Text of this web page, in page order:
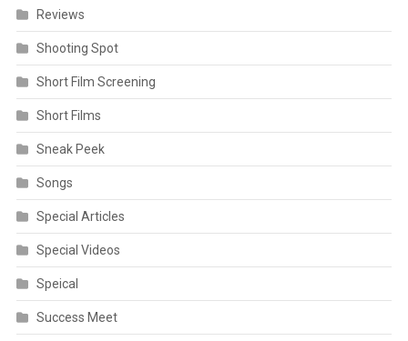
Reviews
Shooting Spot
Short Film Screening
Short Films
Sneak Peek
Songs
Special Articles
Special Videos
Speical
Success Meet